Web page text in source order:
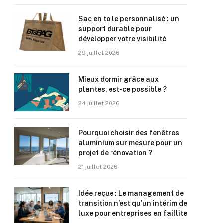
Sac en toile personnalisé : un
support durable pour
développer votre visibilité
29 juillet 2026
Mieux dormir grâce aux
plantes, est-ce possible ?
24 juillet 2026
Pourquoi choisir des fenêtres
aluminium sur mesure pour un
projet de rénovation ?
21 juillet 2026
Idée reçue : Le management de
transition n’est qu’un intérim de
luxe pour entreprises en faillite